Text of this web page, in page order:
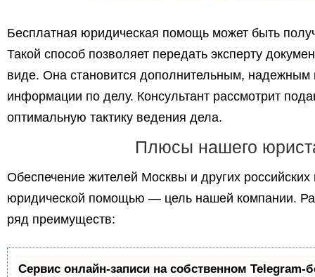
Бесплатная юридическая помощь может быть
Такой способ позволяет передать эксперту
виде. Она становится дополнительным, надежным
информации по делу. Консультант рассмотрит
оптимальную тактику ведения дела.
Плюсы нашего
Обеспечение жителей Москвы и других российских
юридической помощью — цель нашей компании.
ряд преимуществ:
Сервис онлайн-записи на собственном Telegram-